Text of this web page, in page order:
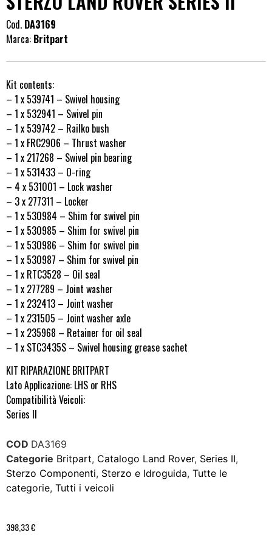
Cod. DA3169
Marca: Britpart
Kit contents:
– 1 x 539741 – Swivel housing
– 1 x 532941 – Swivel pin
– 1 x 539742 – Railko bush
– 1 x FRC2906 – Thrust washer
– 1 x 217268 – Swivel pin bearing
– 1 x 531433 – O-ring
– 4 x 531001 – Lock washer
– 3 x 277311 – Locker
– 1 x 530984 – Shim for swivel pin
– 1 x 530985 – Shim for swivel pin
– 1 x 530986 – Shim for swivel pin
– 1 x 530987 – Shim for swivel pin
– 1 x RTC3528 – Oil seal
– 1 x 277289 – Joint washer
– 1 x 232413 – Joint washer
– 1 x 231505 – Joint washer axle
– 1 x 235968 – Retainer for oil seal
– 1 x STC3435S – Swivel housing grease sachet
KIT RIPARAZIONE BRITPART
Lato Applicazione: LHS or RHS
Compatibilità Veicoli:
Series II
COD DA3169
Categorie Britpart, Catalogo Land Rover, Series II,
Sterzo Componenti, Sterzo e Idroguida, Tutte le
categorie, Tutti i veicoli
398,33€